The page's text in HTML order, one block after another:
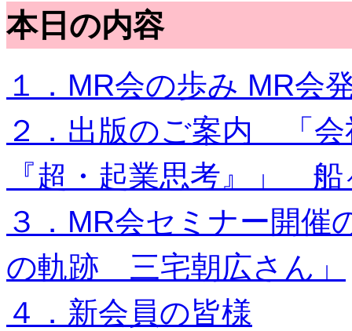
本日の内容
１．MR会の歩み MR
２．出版のご案内 「
『超・起業思考』」
３．MR会セミナー開
の軌跡 三宅朝広さん」
４．新会員の皆様